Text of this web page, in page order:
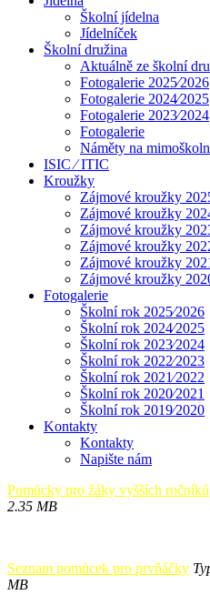
Školní jídelna
Jídelníček
Školní družina
Aktuálně ze školní
Fotogalerie 2025⁄2026
Fotogalerie 2024⁄2025
Fotogalerie 2023⁄2024
Fotogalerie
Náměty na
ISIC ⁄ ITIC
Kroužky
Zájmové kroužky
Zájmové kroužky
Zájmové kroužky
Zájmové kroužky
Zájmové kroužky
Zájmové kroužky
Fotogalerie
Školní rok 2025⁄2026
Školní rok 2024⁄2025
Školní rok 2023⁄2024
Školní rok 2022⁄2023
Školní rok 2021⁄2022
Školní rok 2020⁄2021
Školní rok 2019⁄2020
Kontakty
Kontakty
Napište nám
Pomůcky pro žáky vyšších ročníků
2.35 MB
Seznam pomůcek pro prvňáčky
MB